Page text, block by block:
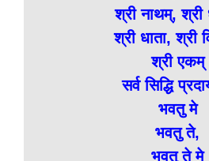
श्री नाथम्, श्री
श्री धाता, श्री
श्री एकम्
सर्व सिद्धि
भवतु मे
भवतु ते,
भवतु ते मे